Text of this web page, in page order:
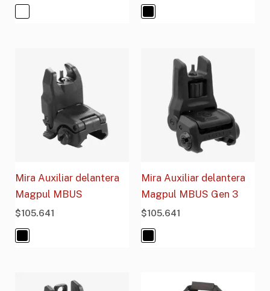
Mira Auxiliar delantera
Magpul MBUS
$105.641
Mira Auxiliar delantera
Magpul MBUS Gen 3
$105.641